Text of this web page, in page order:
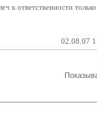
к ответственности только
02.08.07